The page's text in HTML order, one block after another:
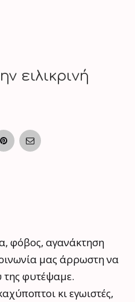
ειλικρινή
φόβος, αγανάκτηση
μας άρρωστη να
της φυτέψαμε.
κι εγωιστές,